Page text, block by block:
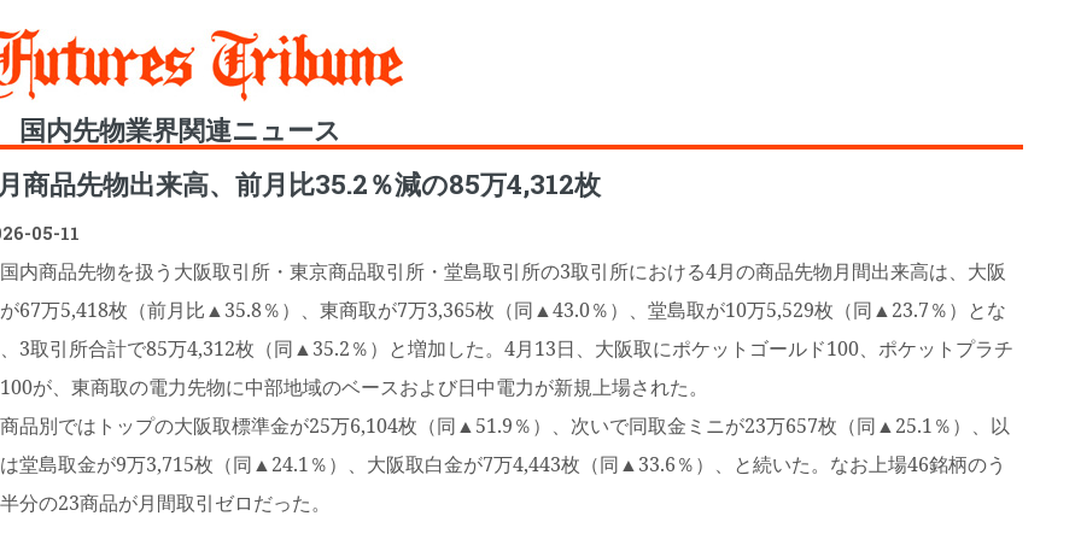
国内先物業界関連ニュース
商品先物出来高、前月比35.2％減の85万4,312枚
05-11
商品先物を扱う大阪取引所・東京商品取引所・堂島取引所の3取引所における4月の商品先物月間出来高は、大阪
67万5,418枚（前月比▲35.8％）、東商取が7万3,365枚（同▲43.0％）、堂島取が10万5,529枚（同▲23.7％）とな
3取引所合計で85万4,312枚（同▲35.2％）と増加した。4月13日、大阪取にポケットゴールド100、ポケットプラチ
が、東商取の電力先物に中部地域のベースおよび日中電力が新規上場された。
別ではトップの大阪取標準金が25万6,104枚（同▲51.9％）、次いで同取金ミニが23万657枚（同▲25.1％）、以
堂島取金が9万3,715枚（同▲24.1％）、大阪取白金が7万4,443枚（同▲33.6％）、と続いた。なお上場46銘柄のう
分の23商品が月間取引ゼロだった。
Toggle